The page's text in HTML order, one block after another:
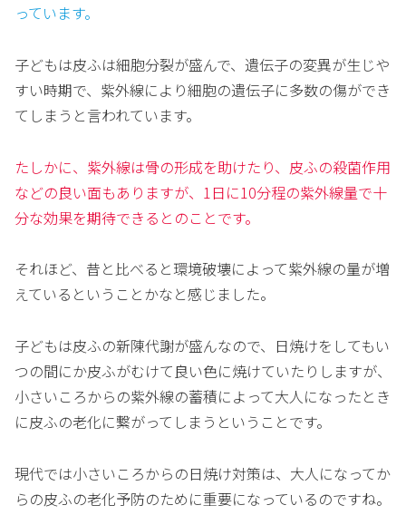
っています。
子どもは皮ふは細胞分裂が盛んで、遺伝子の変異が生じや
すい時期で、紫外線により細胞の遺伝子に多数の傷ができ
てしまうと言われています。
たしかに、紫外線は骨の形成を助けたり、皮ふの殺菌作用
などの良い面もありますが、1日に10分程の紫外線量で十
分な効果を期待できるとのことです。
それほど、昔と比べると環境破壊によって紫外線の量が増
えているということかなと感じました。
子どもは皮ふの新陳代謝が盛んなので、日焼けをしてもい
つの間にか皮ふがむけて良い色に焼けていたりしますが、
小さいころからの紫外線の蓄積によって大人になったとき
に皮ふの老化に繋がってしまうということです。
現代では小さいころからの日焼け対策は、大人になってか
らの皮ふの老化予防のために重要になっているのですね。